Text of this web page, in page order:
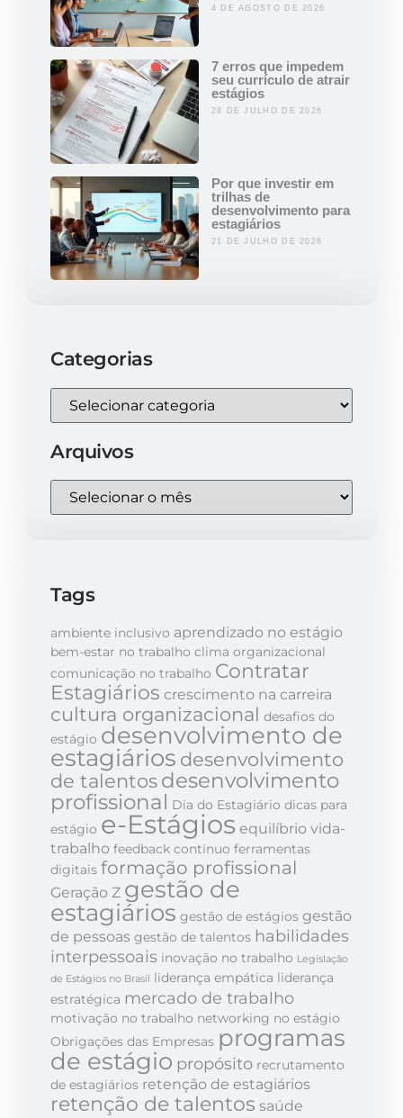
4 DE AGOSTO DE 2026
7 erros que impedem
seu currículo de atrair
estágios
28 DE JULHO DE 2026
Por que investir em
trilhas de
desenvolvimento para
estagiários
21 DE JULHO DE 2026
Categorias
Arquivos
Tags
ambiente inclusivo aprendizado no estágio
bem-estar no trabalho clima organizacional
comunicação no trabalho Contratar
Estagiários crescimento na carreira
cultura organizacional desafios do
estágio desenvolvimento de
estagiários desenvolvimento
de talentos desenvolvimento
profissional Dia do Estagiário dicas para
estágio e-Estágios equilíbrio vida-
trabalho feedback contínuo ferramentas
digitais formação profissional
Geração Z gestão de
estagiários gestão de estágios gestão
de pessoas gestão de talentos habilidades
interpessoais inovação no trabalho Legislação
de Estágios no Brasil
liderança empática liderança
estratégica mercado de trabalho
motivação no trabalho networking no estágio
Obrigações das Empresas programas
de estágio propósito recrutamento
de estagiários retenção de estagiários
retenção de talentos saúde